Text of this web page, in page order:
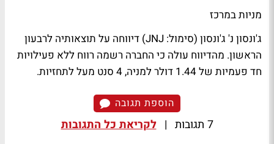
מניות במרכז
ג'ונסון נ' ג'ונסון (סימול: JNJ) דיווחה על תוצאותיה לרבעון
הראשון. מהדיווח עולה כי החברה רשמה רווח ללא פעילויות
חד פעמיות של 1.44 דולר למניה, 4 סנט מעל לתחזיות.
הוספת תגובה
7 תגובות | לקריאת כל התגובות